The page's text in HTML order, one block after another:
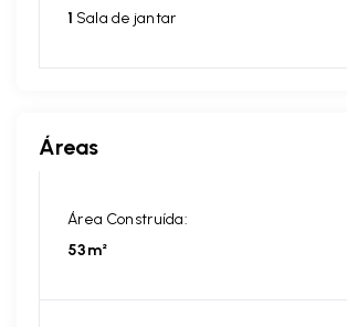
1 Sala de jantar
Áreas
Área Construída:
53m²